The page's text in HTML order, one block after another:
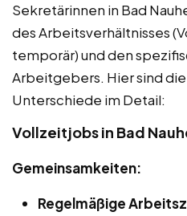
Sekretärinnen in Bad
des Arbeitsverhältnisses
temporär) und den
Arbeitgebers. Hier sind
Unterschiede im Detail:
Vollzeitjobs in Bad
Gemeinsamkeiten:
Regelmäßige